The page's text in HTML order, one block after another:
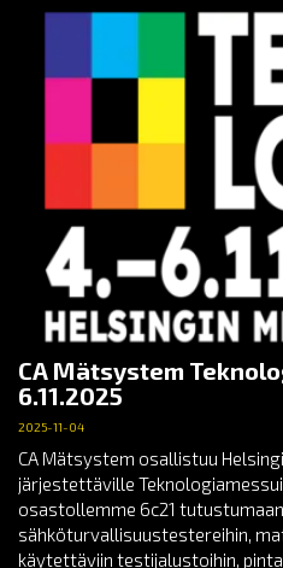
CA Mätsystem
6.11.2025
2025-11-04
CA Mätsystem osallistuu
järjestettäville
osastollemme 6c21
sähköturvallisuustestereihin,
käytettäviin testijalustoihin,